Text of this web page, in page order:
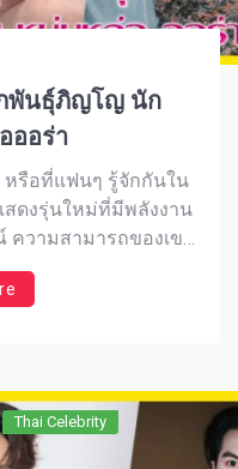
ส์วายและดราม่า โดย
ผลงานที่แจ้งเกิดเต็ม
อน […]
ภพันธุ์ภิญโญ นัก
ออร่า
หรือที่แฟนๆ รู้จักกันใน
สดงรุ่นใหม่ที่มีพลังงาน
ความสามารถของเขา
มถึงการร้องเพลงและ
จุดเริ่มต้นจาก
นั้นมาทำความรู้จักกับ
Thai Celebrity